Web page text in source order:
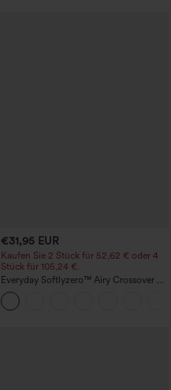
€31,95 EUR
Kaufen Sie 2 Stück für 52,62 € oder 4
Stück für 105,24 €.
Everyday Softlyzero™ Airy Crossover 2-
in-1-Mini-Tennisrock mit Seitentaschen-
Lucid-UPF50+